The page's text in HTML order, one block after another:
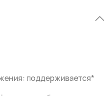
поддерживается*